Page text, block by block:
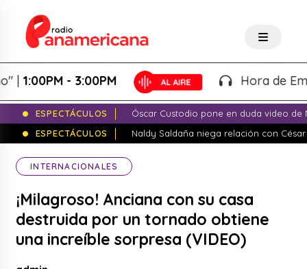
- 3:00PM Hora de
ESPECTÁCULOS
Óscar Custodio pone en duda video de
ESPECTÁCULOS
Naldy Saldaña niega relación con
INTERNACIONALES
¡Milagroso! Anciana con su casa
destruida por un tornado obtiene
una increíble sorpresa (VIDEO)